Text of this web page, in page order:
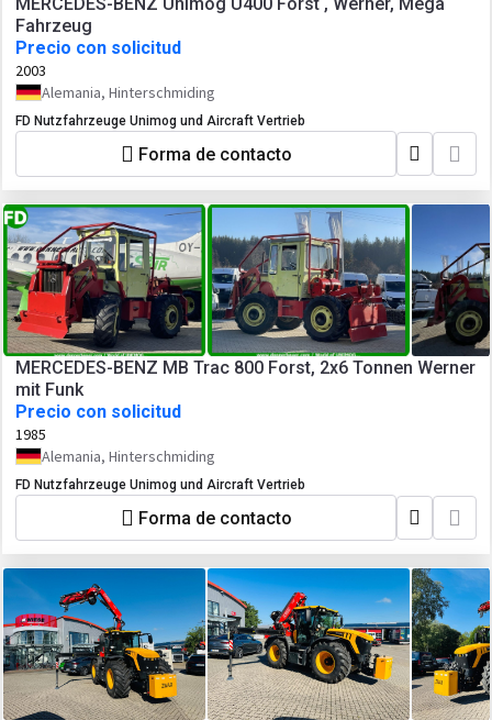
Fahrzeug
Precio con solicitud
2003
Alemania, Hinterschmiding
FD Nutzfahrzeuge Unimog und Aircraft Vertrieb
Forma de contacto
MERCEDES-BENZ MB Trac 800 Forst, 2x6 Tonnen Werner
mit Funk
Precio con solicitud
1985
Alemania, Hinterschmiding
FD Nutzfahrzeuge Unimog und Aircraft Vertrieb
Forma de contacto